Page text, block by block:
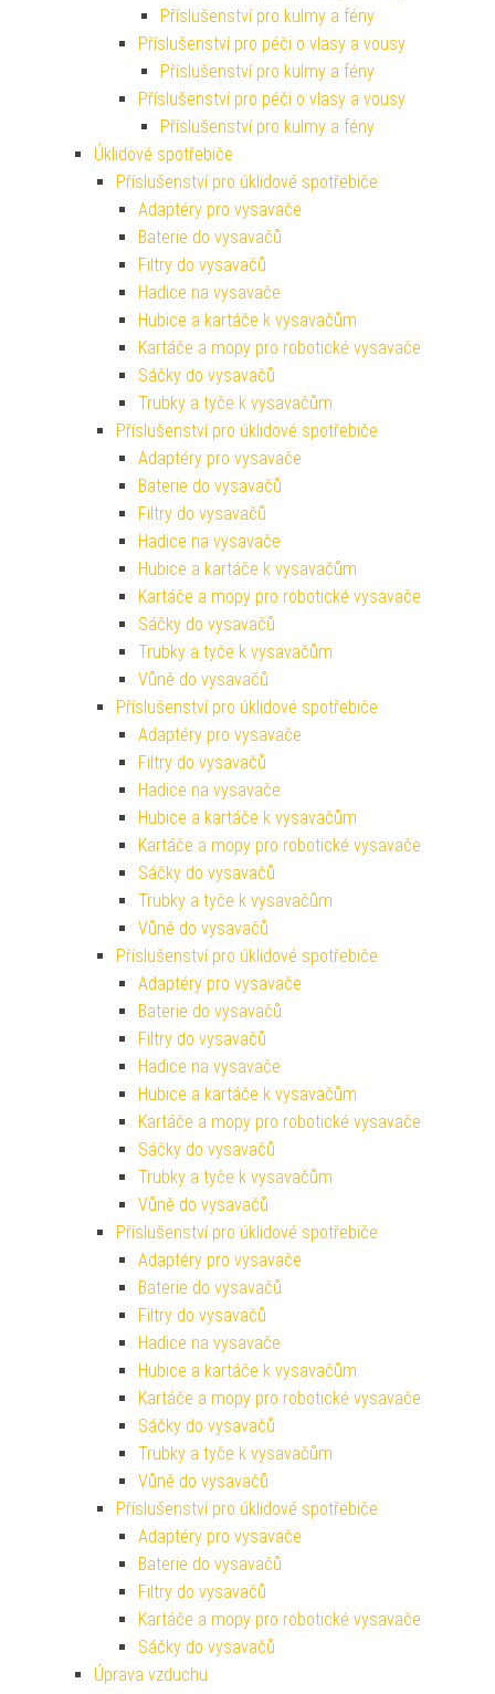
Příslušenství pro kulmy a fény
Příslušenství pro péči o vlasy a vousy
Příslušenství pro kulmy a fény
Příslušenství pro péči o vlasy a vousy
Příslušenství pro kulmy a fény
Úklidové spotřebiče
Příslušenství pro úklidové spotřebiče
Adaptéry pro vysavače
Baterie do vysavačů
Filtry do vysavačů
Hadice na vysavače
Hubice a kartáče k vysavačům
Kartáče a mopy pro robotické vysavače
Sáčky do vysavačů
Trubky a tyče k vysavačům
Příslušenství pro úklidové spotřebiče
Adaptéry pro vysavače
Baterie do vysavačů
Filtry do vysavačů
Hadice na vysavače
Hubice a kartáče k vysavačům
Kartáče a mopy pro robotické vysavače
Sáčky do vysavačů
Trubky a tyče k vysavačům
Vůně do vysavačů
Příslušenství pro úklidové spotřebiče
Adaptéry pro vysavače
Filtry do vysavačů
Hadice na vysavače
Hubice a kartáče k vysavačům
Kartáče a mopy pro robotické vysavače
Sáčky do vysavačů
Trubky a tyče k vysavačům
Vůně do vysavačů
Příslušenství pro úklidové spotřebiče
Adaptéry pro vysavače
Baterie do vysavačů
Filtry do vysavačů
Hadice na vysavače
Hubice a kartáče k vysavačům
Kartáče a mopy pro robotické vysavače
Sáčky do vysavačů
Trubky a tyče k vysavačům
Vůně do vysavačů
Příslušenství pro úklidové spotřebiče
Adaptéry pro vysavače
Baterie do vysavačů
Filtry do vysavačů
Hadice na vysavače
Hubice a kartáče k vysavačům
Kartáče a mopy pro robotické vysavače
Sáčky do vysavačů
Trubky a tyče k vysavačům
Vůně do vysavačů
Příslušenství pro úklidové spotřebiče
Adaptéry pro vysavače
Baterie do vysavačů
Filtry do vysavačů
Kartáče a mopy pro robotické vysavače
Sáčky do vysavačů
Úprava vzduchu